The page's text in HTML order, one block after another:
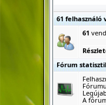
61 felhasználó
61
Fórum
A